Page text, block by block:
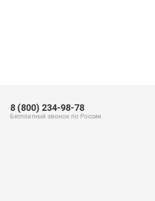
8 (800) 234-98-78
Бесплатный звонок по России